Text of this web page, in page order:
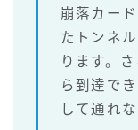
崩落カー
たトンネ
ります。
ら到達で
して通れ